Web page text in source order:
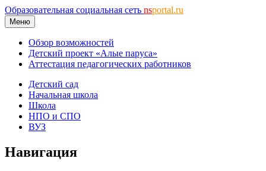
Образовательная социальная сеть nsportal.ru
Меню
Обзор возможностей
Детский проект «Алые паруса»
Аттестация педагогических работников
Детский сад
Начальная школа
Школа
НПО и СПО
ВУЗ
Навигация